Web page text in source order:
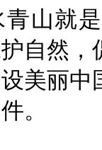
就是
自然
美丽
。